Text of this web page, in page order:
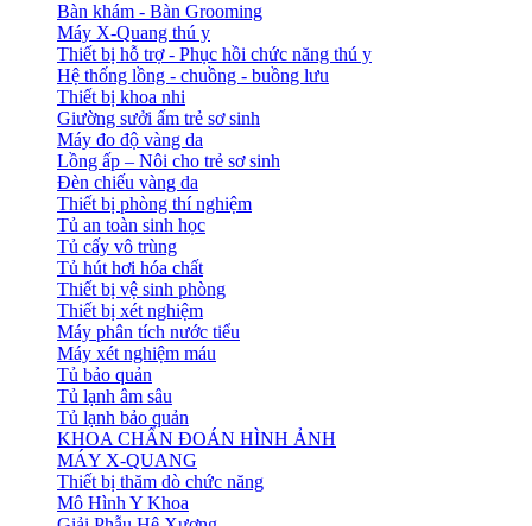
Bàn khám - Bàn Grooming
Máy X-Quang thú y
Thiết bị hỗ trợ - Phục hồi chức năng thú y
Hệ thống lồng - chuồng - buồng lưu
Thiết bị khoa nhi
Giường sưởi ấm trẻ sơ sinh
Máy đo độ vàng da
Lồng ấp – Nôi cho trẻ sơ sinh
Đèn chiếu vàng da
Thiết bị phòng thí nghiệm
Tủ an toàn sinh học
Tủ cấy vô trùng
Tủ hút hơi hóa chất
Thiết bị vệ sinh phòng
Thiết bị xét nghiệm
Máy phân tích nước tiểu
Máy xét nghiệm máu
Tủ bảo quản
Tủ lạnh âm sâu
Tủ lạnh bảo quản
KHOA CHẨN ĐOÁN HÌNH ẢNH
MÁY X-QUANG
Thiết bị thăm dò chức năng
Mô Hình Y Khoa